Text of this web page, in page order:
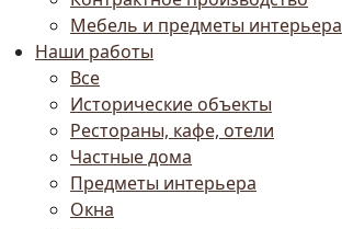
Мебель и предметы интерьера
Наши работы
Все
Исторические объекты
Рестораны, кафе, отели
Частные дома
Предметы интерьера
Окна